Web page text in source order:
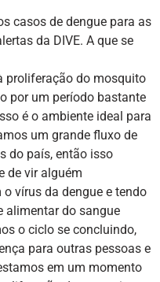
casos de dengue para as
da DIVE. A que se
proliferação do mosquito
por um período bastante
é o ambiente ideal para
um grande fluxo de
do país, então isso
de vir alguém
vírus da dengue e tendo
alimentar do sangue
o ciclo se concluindo,
para outras pessoas e
em um momento